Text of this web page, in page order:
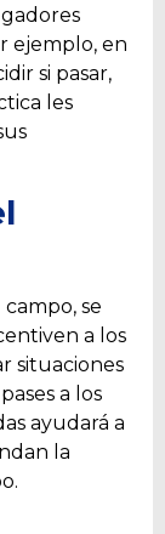
ejemplo, en
si pasar,
les
se
a los
situaciones
a los
ayudará a
la